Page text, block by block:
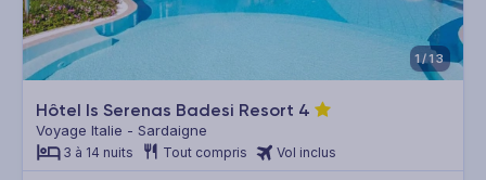
1/13
Hôtel Is Serenas Badesi Resort 4
Voyage Italie - Sardaigne
3 à 14 nuits Tout compris Vol inclus